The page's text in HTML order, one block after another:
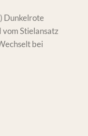
Dunkelrote
Stielansatz
bei